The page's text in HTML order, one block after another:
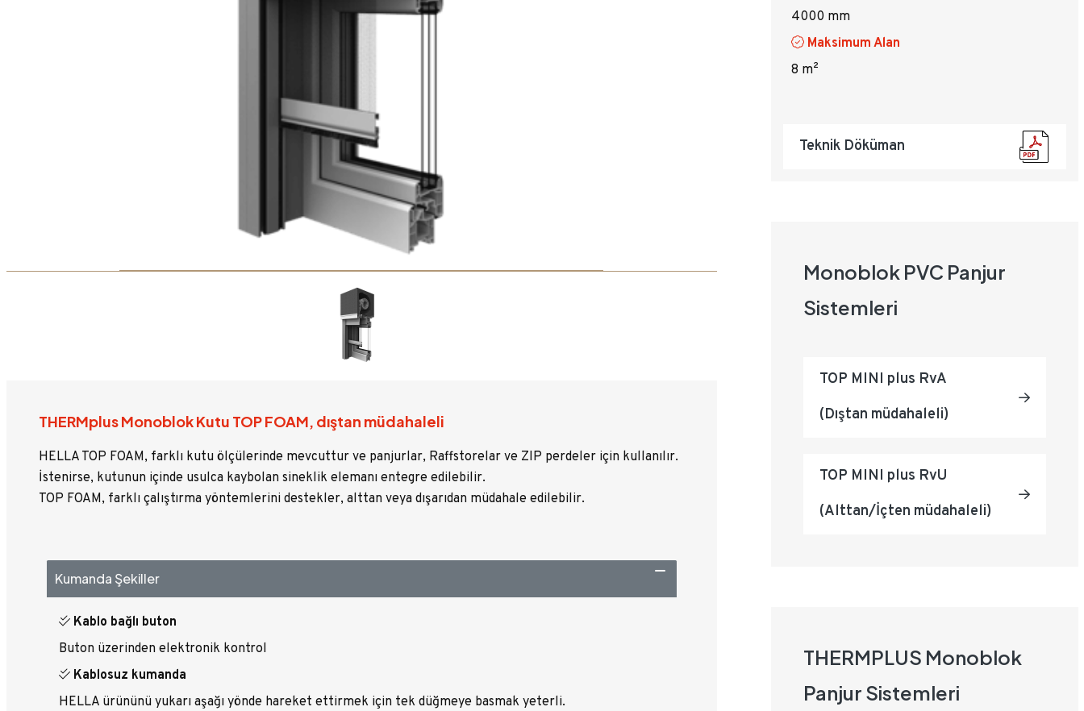
THERMplus Monoblok Kutu TOP FOAM, dıştan müdahaleli
HELLA TOP FOAM, farklı kutu ölçülerinde mevcuttur ve panjurlar, Raffstorelar ve ZIP perdeler için kullanılır.
İstenirse, kutunun içinde usulca kaybolan sineklik elemanı entegre edilebilir.
TOP FOAM, farklı çalıştırma yöntemlerini destekler, alttan veya dışarıdan müdahale edilebilir.
Kumanda Şekiller
Kablo bağlı buton
Buton üzerinden elektronik kontrol
Kablosuz kumanda
HELLA ürününü yukarı aşağı yönde hareket ettirmek için tek düğmeye basmak yeterli.
4000 mm
Maksimum Alan
8 m²
Teknik Döküman
Monoblok PVC Panjur
Sistemleri
TOP MINI plus RvA
(Dıştan müdahaleli)
TOP MINI plus RvU
(Alttan/İçten müdahaleli)
THERMPLUS Monoblok
Panjur Sistemleri